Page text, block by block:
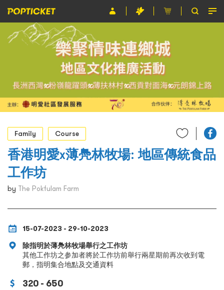
Event
About POPTICKET
Terms and Conditions
繁
Family
Course
香港明愛x薄鳧林牧場: 地區傳統食品
工作坊
by The Pokfulam Farm
15-07-2023 - 29-10-2023
除指明於薄鳧林牧場舉行之工作坊
其他工作坊之参加者將於工作坊前舉行兩星期前再次收到電
郵，指明集合地點及交通資料
320 - 650